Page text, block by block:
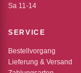
Sa 11-14
SERVICE
Bestellvorgang
Lieferung & Versand